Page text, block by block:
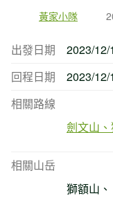
黃家小隊
出發日期
2023/12/
回程日期
2023/12/
相關路線
劍文山
相關山岳
獅額山